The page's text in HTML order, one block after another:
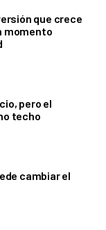
que crece
momento
pero el
techo
cambiar el